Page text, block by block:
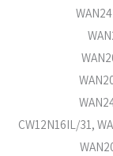
CW12N16IL/31,